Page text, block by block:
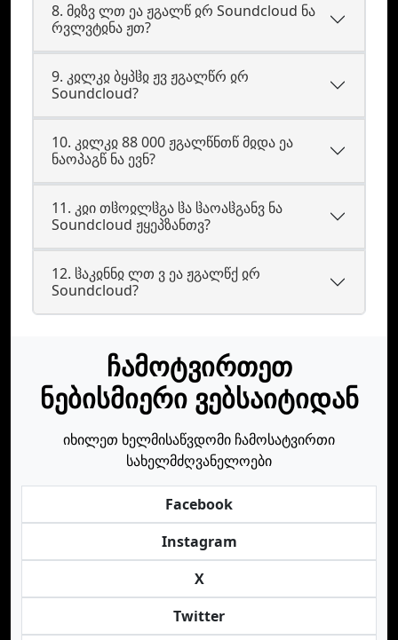
8. მჲზვ ლთ ეა ჟგალწ ჲრ Soundcloud ნა
რვლვტჲნა ჟთ?
9. კჲლკჲ ბყპჱჲ ჟვ ჟგალწრ ჲრ
Soundcloud?
10. კჲლკჲ 88 000 ჟგალწნთწ მჲდა ეა
ნაოპაგწ ნა ევნ?
11. კჲი თჱოჲლჱგა ჱა ჱაოაჱგანვ ნა
Soundcloud ჟყეპზანთვ?
12. ჱაკჲნნჲ ლთ ვ ეა ჟგალწქ ჲრ
Soundcloud?
ჩამოტვირთეთ
ნებისმიერი ვებსაიტიდან
იხილეთ ხელმისაწვდომი ჩამოსატვირთი
სახელმძღვანელოები
Facebook
Instagram
X
Twitter